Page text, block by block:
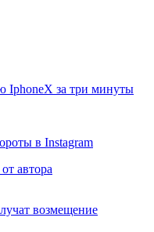
IphoneX за три минуты
в Instagram
автора
возмещение